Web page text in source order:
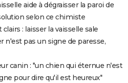
aide à dégraisser la paroi de
selon ce chimiste
: laisser la vaisselle sale
n'est pas un signe de paresse,
canin : "un chien qui éternue n'est
pour dire qu'il est heureux"